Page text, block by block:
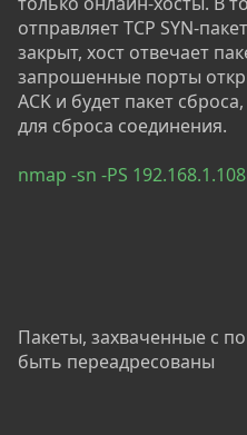
отправляет TCP SYN-
закрыт, хост отвечает
запрошенные порты
ACK и будет пакет
для сброса соединения.
nmap -sn -PS
Пакеты, захваченные с
быть переадресованы